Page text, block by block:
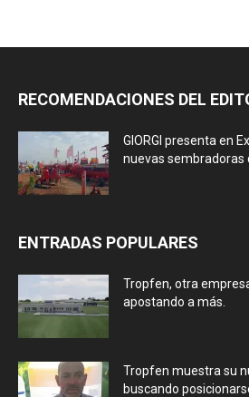
RECOMENDACIONES DEL
GIORGI presenta en
nuevas sembradoras
ENTRADAS POPULARES
Tropfen, otra
apostando a más.
Tropfen muestra su
buscando